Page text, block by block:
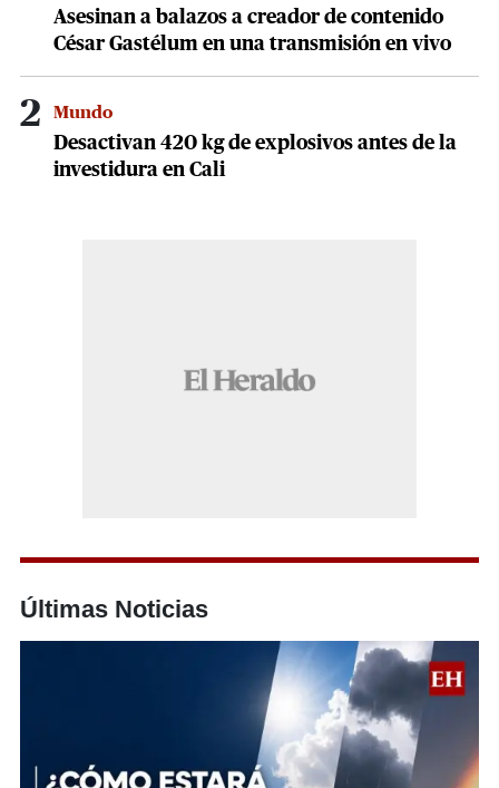
Asesinan a balazos a creador de contenido
César Gastélum en una transmisión en vivo
2 Mundo
Desactivan 420 kg de explosivos antes de la
investidura en Cali
Últimas Noticias